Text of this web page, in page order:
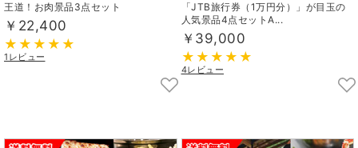
王道！お肉景品3点セット
￥22,400
1レビュー
「JTB旅行券（1万円分）」が目玉の
人気景品4点セットA...
￥39,000
4レビュー